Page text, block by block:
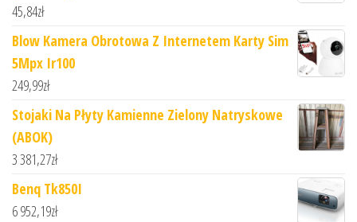
45,84zł
Blow Kamera Obrotowa Z Internetem Karty Sim
5Mpx Ir100
249,99zł
Stojaki Na Płyty Kamienne Zielony Natryskowe
(ABOK)
3 381,27zł
Benq Tk850I
6 952,19zł